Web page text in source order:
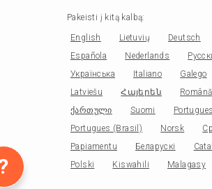
Pakeisti į kitą kalbą:
English Lietuvių Deutsch
Española
Nederlands
Українська
Italiano Galego
Latviešu
Հայերեն Română
ქართული
Suomi
Portugues
Portugues (Brasil)
Norsk
Papiamentu
Беларускі
Polski
Kiswahili Malagasy